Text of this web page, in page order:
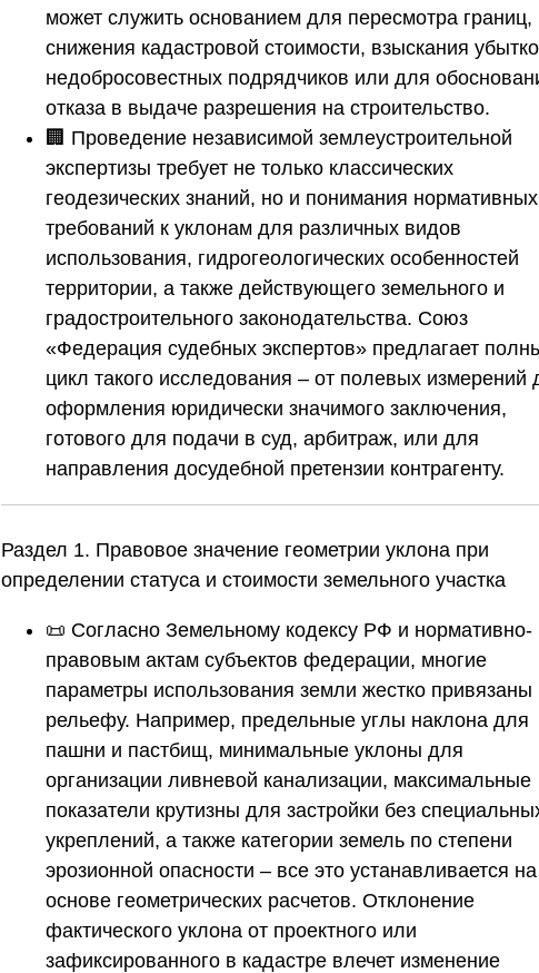
может служить основанием для пересмотра границ,
снижения кадастровой стоимости, взыскания
недобросовестных подрядчиков или для
отказа в выдаче разрешения на строительство.
🏢 Проведение независимой землеустроительной
экспертизы требует не только классических
геодезических знаний, но и понимания нормативных
требований к уклонам для различных видов
использования, гидрогеологических особенностей
территории, а также действующего земельного и
градостроительного законодательства. Союз
«Федерация судебных экспертов» предлагает
цикл такого исследования – от полевых измерений
оформления юридически значимого заключения,
готового для подачи в суд, арбитраж, или для
направления досудебной претензии контрагенту.
Раздел 1. Правовое значение геометрии уклона при
определении статуса и стоимости земельного участка
📜 Согласно Земельному кодексу РФ и нормативно-
правовым актам субъектов федерации, многие
параметры использования земли жестко привязаны
рельефу. Например, предельные углы наклона для
пашни и пастбищ, минимальные уклоны для
организации ливневой канализации, максимальные
показатели крутизны для застройки без
укреплений, а также категории земель по степени
эрозионной опасности – все это устанавливается на
основе геометрических расчетов. Отклонение
фактического уклона от проектного или
зафиксированного в кадастре влечет изменение